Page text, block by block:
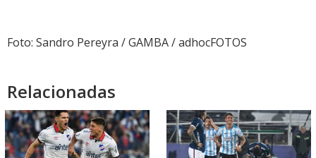
Foto: Sandro Pereyra / GAMBA / adhocFOTOS
Relacionadas